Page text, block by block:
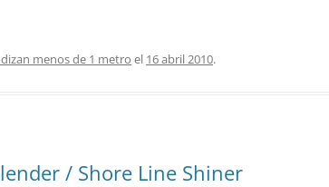
menos de 1 metro el 16 abril 2010.
/ Shore Line Shiner